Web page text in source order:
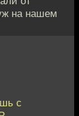
на нашем
с